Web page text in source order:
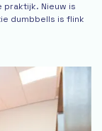
praktijk. Nieuw is
dumbbells is flink